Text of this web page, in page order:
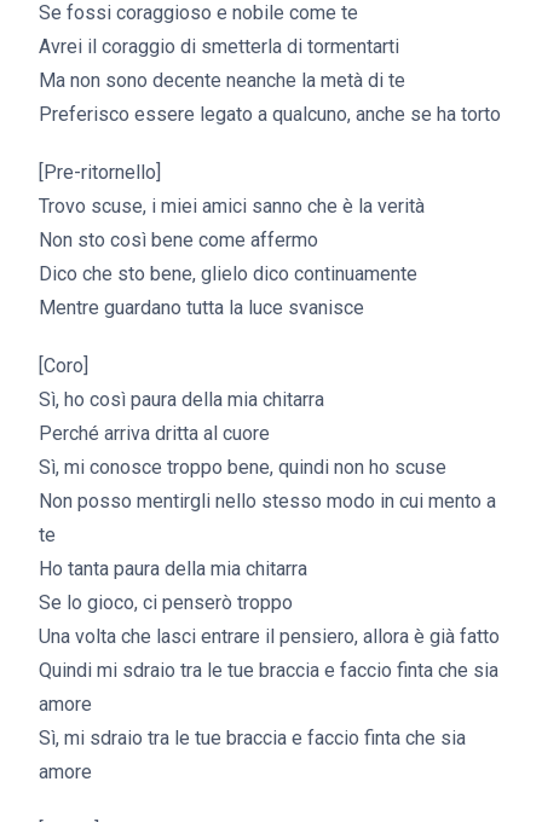
Se fossi coraggioso e nobile come te
Avrei il coraggio di smetterla di tormentarti
Ma non sono decente neanche la metà di te
Preferisco essere legato a qualcuno, anche se ha torto
[Pre-ritornello]
Trovo scuse, i miei amici sanno che è la verità
Non sto così bene come affermo
Dico che sto bene, glielo dico continuamente
Mentre guardano tutta la luce svanisce
[Coro]
Sì, ho così paura della mia chitarra
Perché arriva dritta al cuore
Sì, mi conosce troppo bene, quindi non ho scuse
Non posso mentirgli nello stesso modo in cui mento a
te
Ho tanta paura della mia chitarra
Se lo gioco, ci penserò troppo
Una volta che lasci entrare il pensiero, allora è già fatto
Quindi mi sdraio tra le tue braccia e faccio finta che sia
amore
Sì, mi sdraio tra le tue braccia e faccio finta che sia
amore